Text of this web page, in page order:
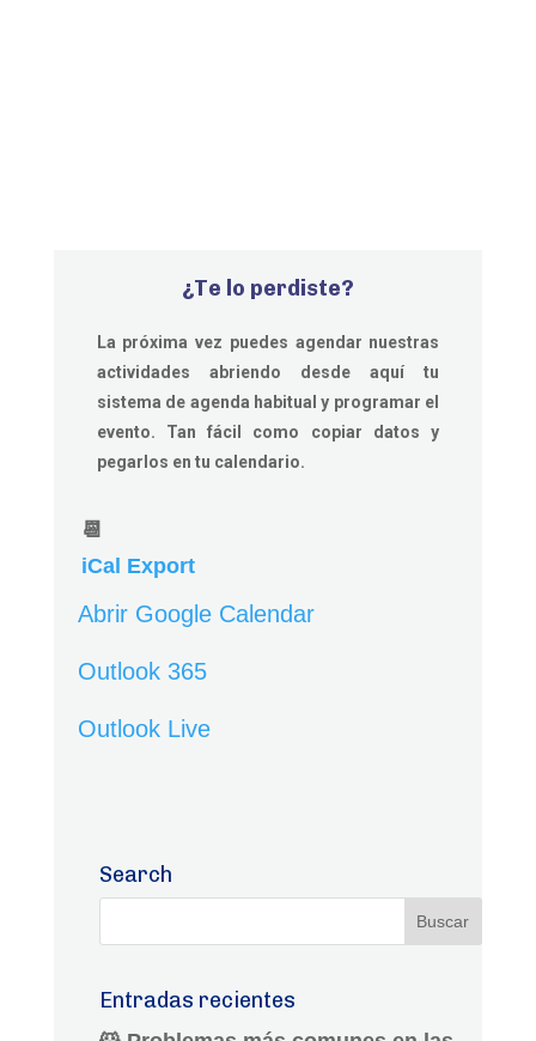
¿Te lo perdiste?
La próxima vez puedes agendar nuestras
actividades abriendo desde aquítu
sistema de agenda habitual y programar el
evento. Tan fácil como copiar datos y
pegarlos en tu calendario.
📆
iCal Export
Abrir Google Calendar
Outlook 365
Outlook Live
Search
Entradas recientes